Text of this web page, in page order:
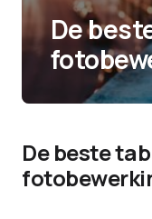
De
De beste